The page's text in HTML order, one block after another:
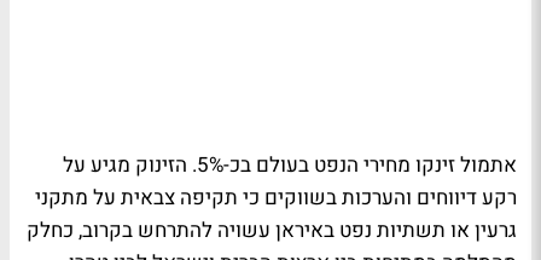
אתמול זינקו מחירי הנפט בעולם בכ-5%. הזינוק מגיע על
רקע דיווחים והערכות בשווקים כי תקיפה צבאית על מתקני
גרעין או תשתיות נפט באיראן עשויה להתרחש בקרוב, כחלק